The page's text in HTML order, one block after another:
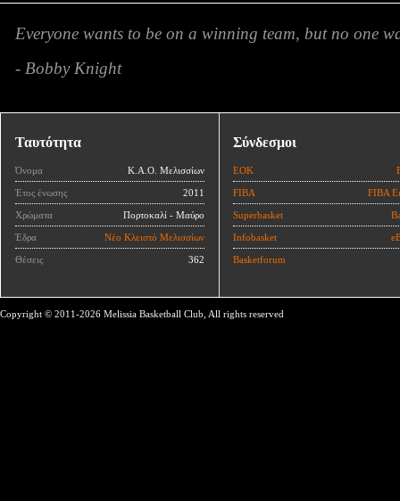
Everyone wants to be on a winning team, but no one
- Bobby Knight
Ταυτότητα
Όνομα Κ.Α.Ο. Μελισσίων
Έτος ένωσης 2011
Χρώματα Πορτοκαλί - Μαύρο
Έδρα Νέο Κλειστό Μελισσίων
Θέσεις 362
Σύνδεσμοι
ΕΟΚ
FIBA FIBA
Superbasket
Infobasket
Basketforum
Copyright © 2011-2026 Melissia Basketball Club, All rights reserved